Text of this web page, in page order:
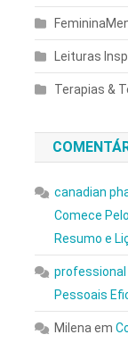
Leituras
Terapias &
canadian
Comece
Resumo e
professional
Pessoais
Milena em